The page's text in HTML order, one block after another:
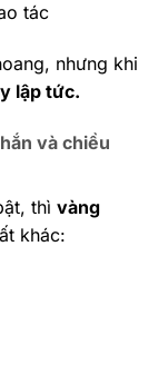
tác
nhưng khi
lập tức.
và chiều
thì vàng
khác: